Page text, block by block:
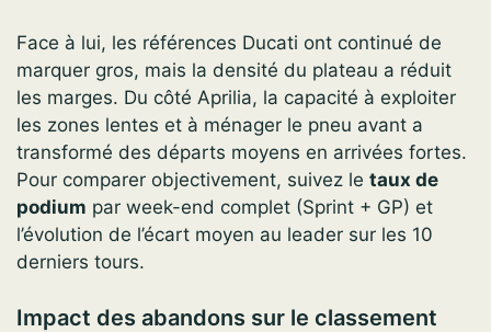
Face à lui, les références Ducati ont continué de
marquer gros, mais la densité du plateau a réduit
les marges. Du côté Aprilia, la capacité à exploiter
les zones lentes et à ménager le pneu avant a
transformé des départs moyens en arrivées fortes.
Pour comparer objectivement, suivez le taux de
podium par week-end complet (Sprint + GP) et
l’évolution de l’écart moyen au leader sur les 10
derniers tours.
Impact des abandons sur le classement